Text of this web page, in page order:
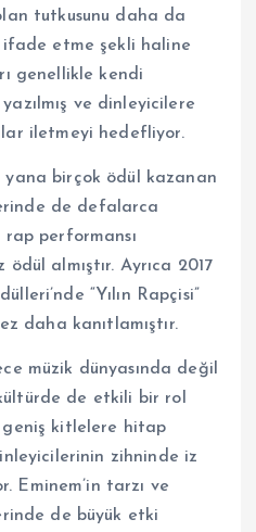
tutkusunu daha da
etme şekli haline
genellikle kendi
ve dinleyicilere
iletmeyi hedefliyor.
yana birçok ödül kazanan
de defalarca
rap performansı
almıştır. Ayrıca 2017
“Yılın Rapçisi”
daha kanıtlamıştır.
müzik dünyasında değil
de etkili bir rol
geniş kitlelere hitap
zihninde iz
Eminem’in tarzı ve
de büyük etki